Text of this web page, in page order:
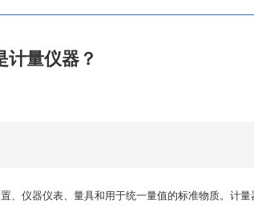
计量仪器？
、仪器仪表、量具和用于统一量值的标准物质。计